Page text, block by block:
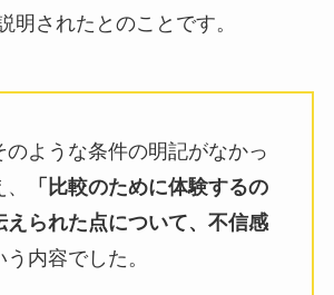
明されたとのことです。
のような条件の明記がなかっ
「比較のために体験するの
えられた点について、不信感
う内容でした。